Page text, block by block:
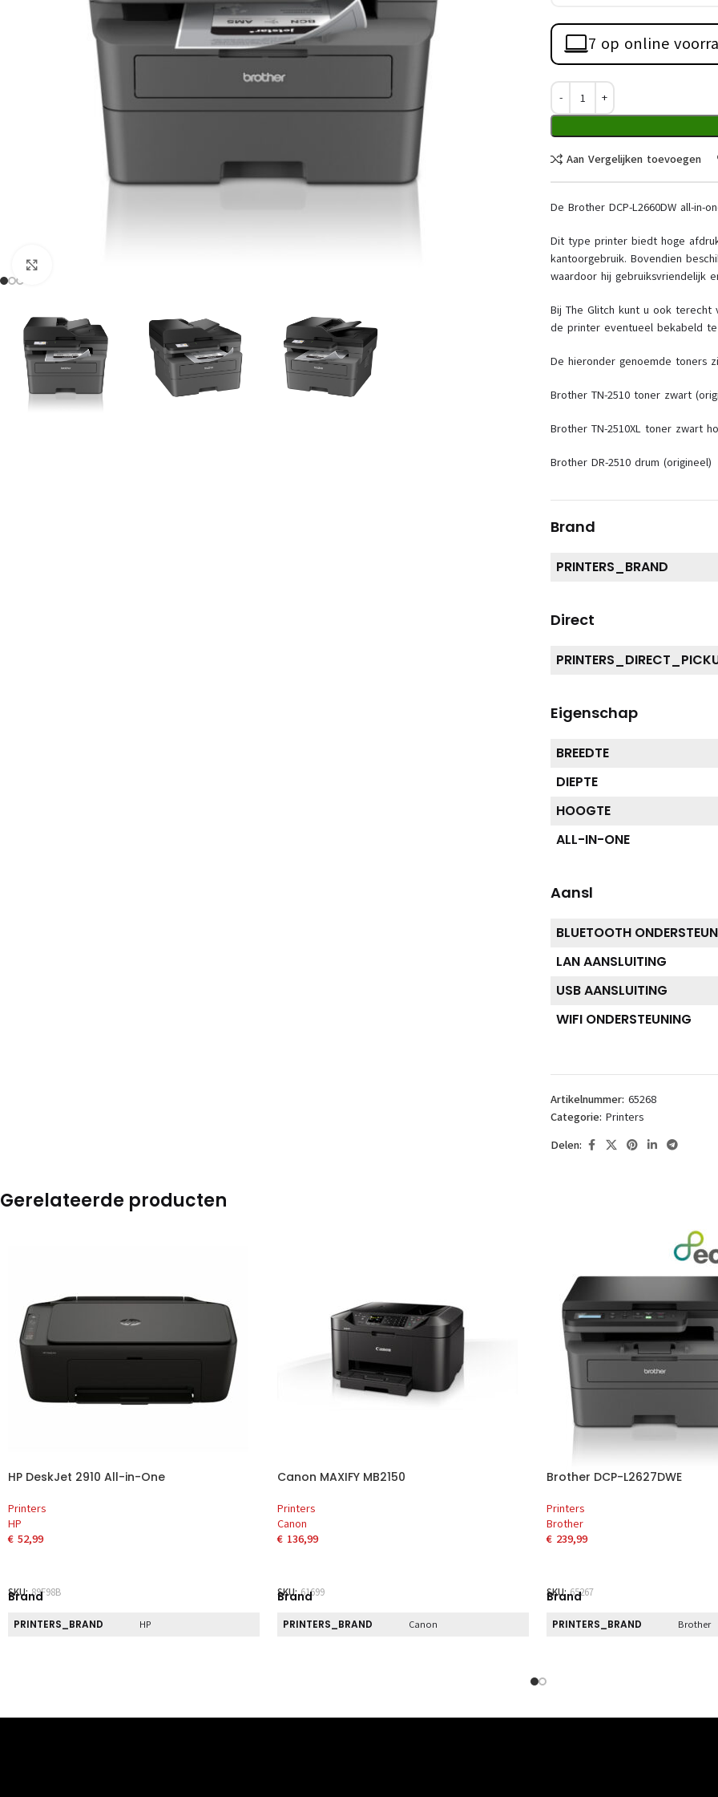
7 op online
Aan Vergelijken toevoegen
De Brother DCP-L2660DW all-in-
Dit type printer biedt hoge
kantoorgebruik. Bovendien
waardoor hij gebruiksvriendelijk
Bij The Glitch kunt u ook terecht
de printer eventueel bekabeld
De hieronder genoemde toners
Brother TN-2510 toner zwart
Brother TN-2510XL toner zwart
Brother DR-2510 drum (origineel)
Brand
PRINTERS_BRAND
Direct
Eigenschap
BREEDTE
DIEPTE
HOOGTE
ALL-IN-ONE
Aansl
BLUETOOTH
LAN AANSLUITING
USB AANSLUITING
WIFI ONDERSTEUNING
Artikelnummer: 65268
Categorie: Printers
Delen:
Gerelateerde producten
HP DeskJet 2910 All-in-One
Printers
HP
€ 52,99
SKU:89F98B
Brand
PRINTERS_BRAND HP
Canon MAXIFY MB2150
Printers
Canon
€ 136,99
SKU:61699
Brand
PRINTERS_BRAND Canon
Brother DCP-L2627DWE
Printers
Brother
€ 239,99
SKU:65267
Brand
PRINTERS_BRAND Brother